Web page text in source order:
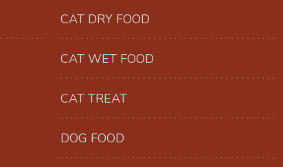
CAT DRY FOOD
CAT WET FOOD
CAT TREAT
DOG FOOD